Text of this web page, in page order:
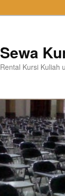
Sewa
Rental Kursi Kuliah